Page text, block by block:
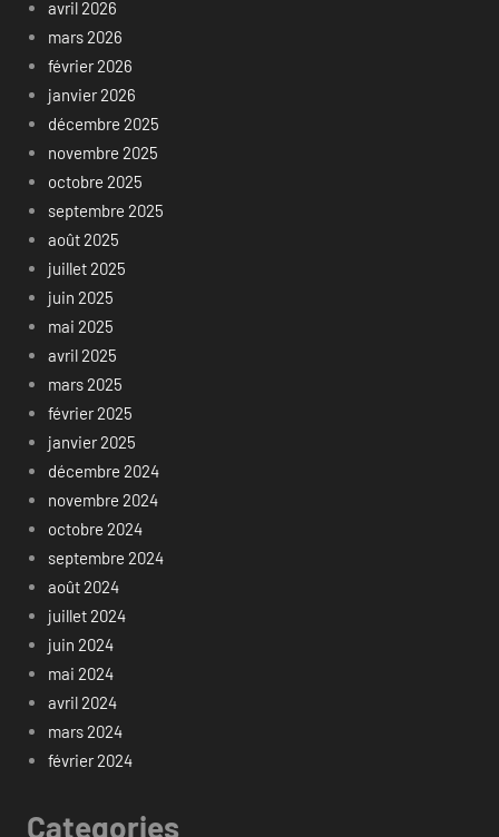
avril 2026
mars 2026
février 2026
janvier 2026
décembre 2025
novembre 2025
octobre 2025
septembre 2025
août 2025
juillet 2025
juin 2025
mai 2025
avril 2025
mars 2025
février 2025
janvier 2025
décembre 2024
novembre 2024
octobre 2024
septembre 2024
août 2024
juillet 2024
juin 2024
mai 2024
avril 2024
mars 2024
février 2024
Categories